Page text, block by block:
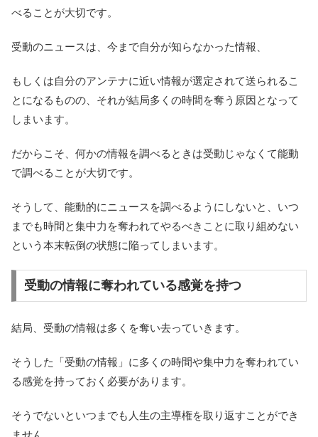
べることが大切です。
受動のニュースは、今まで自分が知らなかった情報、
もしくは自分のアンテナに近い情報が選定されて送られるこ
とになるものの、それが結局多くの時間を奪う原因となって
しまいます。
だからこそ、何かの情報を調べるときは受動じゃなくて能動
で調べることが大切です。
そうして、能動的にニュースを調べるようにしないと、いつ
までも時間と集中力を奪われてやるべきことに取り組めない
という本末転倒の状態に陥ってしまいます。
受動の情報に奪われている感覚を持つ
結局、受動の情報は多くを奪い去っていきます。
そうした「受動の情報」に多くの時間や集中力を奪われてい
る感覚を持っておく必要があります。
そうでないといつまでも人生の主導権を取り返すことができ
ません。